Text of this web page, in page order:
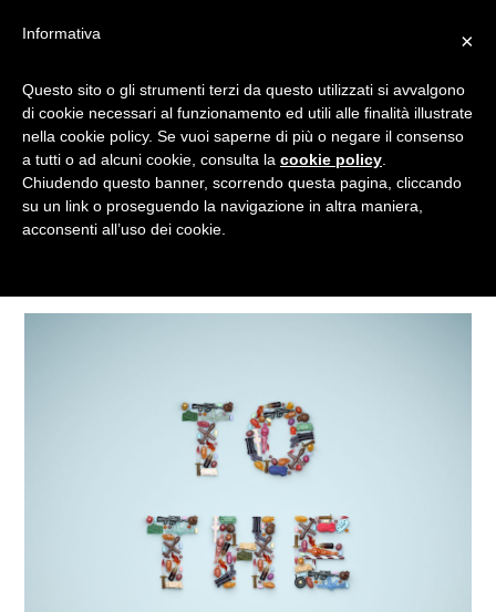
ARMI
Tagged
×
Informativa
Questo sito o gli strumenti terzi da questo utilizzati si avvalgono
di cookie necessari al funzionamento ed utili alle finalità illustrate
nella cookie policy. Se vuoi saperne di più o negare il consenso
a tutti o ad alcuni cookie, consulta la cookie policy
Chiudendo questo banner, scorrendo questa pagina, cliccando
su un link o proseguendo la navigazione in altra maniera,
acconsenti all’uso dei cookie.